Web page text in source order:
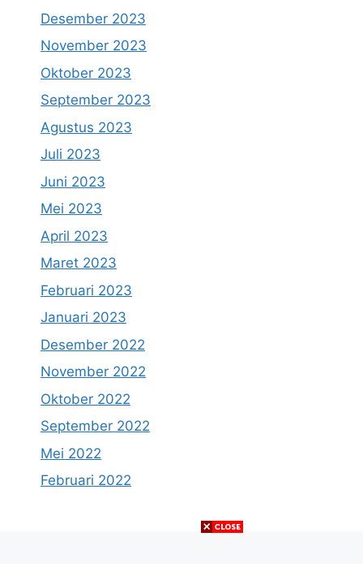
Desember 2023
November 2023
Oktober 2023
September 2023
Agustus 2023
Juli 2023
Juni 2023
Mei 2023
April 2023
Maret 2023
Februari 2023
Januari 2023
Desember 2022
November 2022
Oktober 2022
September 2022
Mei 2022
Februari 2022